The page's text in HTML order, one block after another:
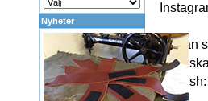
Nedan
English:
Nyheter